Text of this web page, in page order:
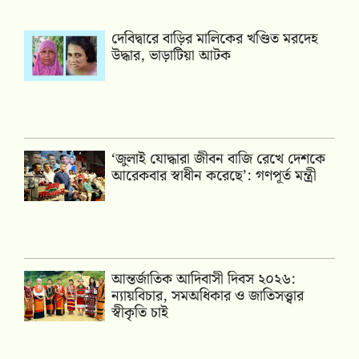
দেবিদ্বারে বাড়ির মালিকের খণ্ডিত মরদেহ
উদ্ধার, ভাড়াটিয়া আটক
‘জুলাই যোদ্ধারা জীবন বাজি রেখে দেশকে
আরেকবার স্বাধীন করেছে’: গণপূর্ত মন্ত্রী
আন্তর্জাতিক আদিবাসী দিবস ২০২৬:
ন্যায়বিচার, সমঅধিকার ও জাতিসত্ত্বার
স্বীকৃতি চাই